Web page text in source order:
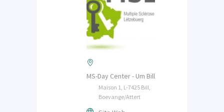
MS-Day Center - Um Bill
Maison 1, L-7425 Bill,
Boevange/Attert